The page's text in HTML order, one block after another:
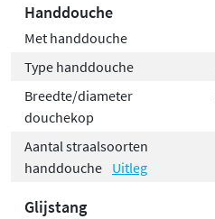
Handdouche
Met handdouche
Type handdouche
Breedte/diameter
douchekop
Aantal straalsoorten
handdouche Uitleg
Glijstang